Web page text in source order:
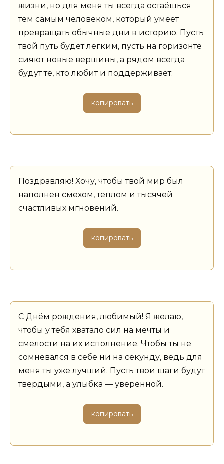
жизни, но для меня ты всегда остаёшься
тем самым человеком, который умеет
превращать обычные дни в историю. Пусть
твой путь будет лёгким, пусть на горизонте
сияют новые вершины, а рядом всегда
будут те, кто любит и поддерживает.
копировать
Поздравляю! Хочу, чтобы твой мир был
наполнен смехом, теплом и тысячей
счастливых мгновений.
копировать
С Днём рождения, любимый! Я желаю,
чтобы у тебя хватало сил на мечты и
смелости на их исполнение. Чтобы ты не
сомневался в себе ни на секунду, ведь для
меня ты уже лучший. Пусть твои шаги будут
твёрдыми, а улыбка — уверенной.
копировать